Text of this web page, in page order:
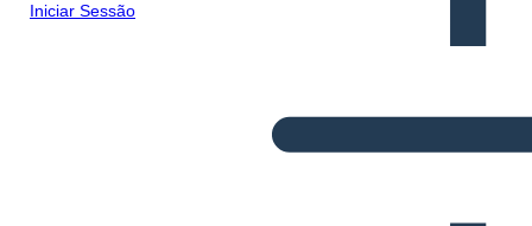
Iniciar Sessão